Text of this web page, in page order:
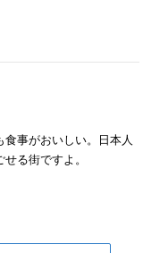
事がおいしい。日本人
る街ですよ。